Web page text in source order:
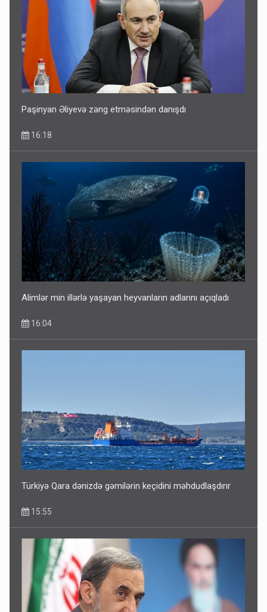
Paşinyan Əliyevə zəng etməsindən danışdı
16:18
Alimlər min illərlə yaşayan heyvanların adlarını açıqladı
16:04
Türkiyə Qara dənizdə gəmilərin keçidini məhdudlaşdırır
15:55